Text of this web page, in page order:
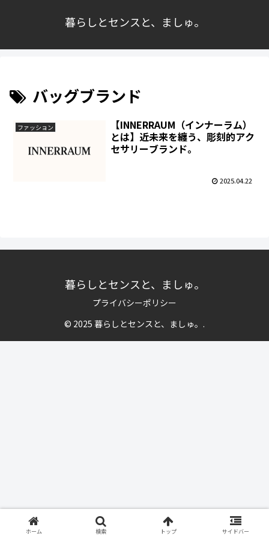
暮らしとセンスと、ましゅ。
バッグブランド
ファッション
【INNERRAUM（インナーラム）
とは】近未来を纏う、彫刻的アク
セサリーブランド。
2025.04.22
暮らしとセンスと、ましゅ。
プライバシーポリシー
© 2025 暮らしとセンスと、ましゅ。.
ホーム 検索 トップ サイドバー